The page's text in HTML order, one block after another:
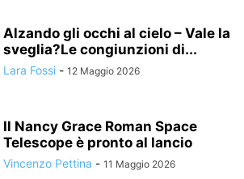
Alzando gli occhi al cielo – Vale la
sveglia?Le congiunzioni di...
Lara Fossi - 12 Maggio 2026
Il Nancy Grace Roman Space
Telescope è pronto al lancio
Vincenzo Pettina - 11 Maggio 2026